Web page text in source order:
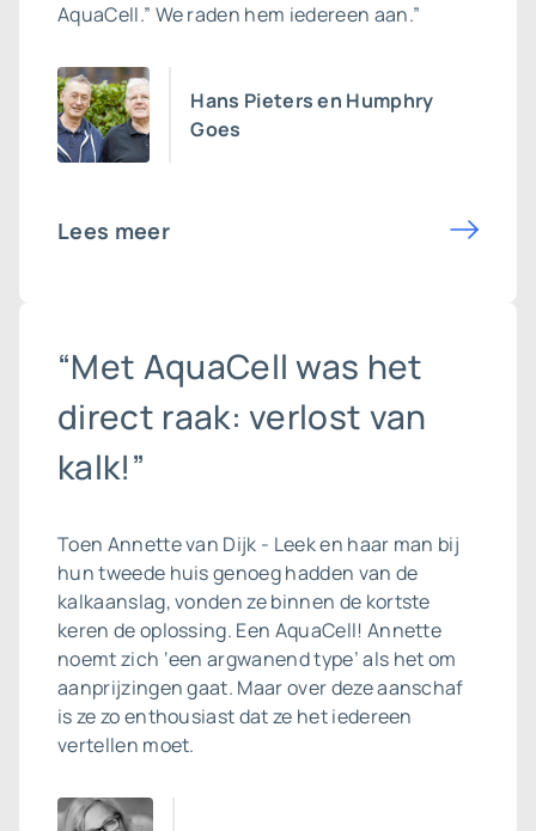
AquaCell.” We raden hem iedereen aan.”
Hans Pieters en Humphry
Goes
Lees meer
“Met AquaCell was het
direct raak: verlost van
kalk!”
Toen Annette van Dijk - Leek en haar man bij
hun tweede huis genoeg hadden van de
kalkaanslag, vonden ze binnen de kortste
keren de oplossing. Een AquaCell! Annette
noemt zich ‘een argwanend type’ als het om
aanprijzingen gaat. Maar over deze aanschaf
is ze zo enthousiast dat ze het iedereen
vertellen moet.